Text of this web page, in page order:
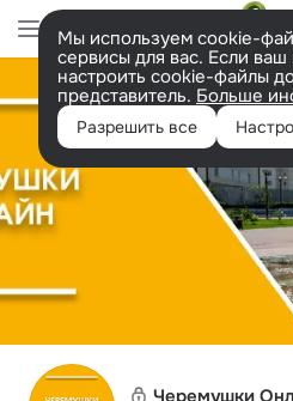
Мы используем cookie-
сервисы для вас. Если ваш
настроить cookie-файлы
представитель. Больше
Разрешить все
Черемушки